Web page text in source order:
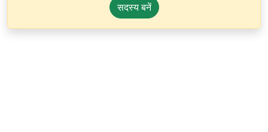
सदस्य बनें